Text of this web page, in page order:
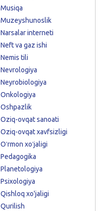
Musiqa
Muzeyshunoslik
Narsalar interneti
Neft va gaz ishi
Nemis tili
Nevrologiya
Neyrobiologiya
Onkologiya
Oshpazlik
Oziq-ovqat sanoati
Oziq-ovqat xavfsizligi
Oʻrmon xoʻjaligi
Pedagogika
Planetologiya
Psixologiya
Qishloq xo'jaligi
Qurilish